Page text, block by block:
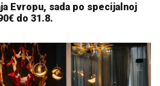
Evropu, sada po specijalnoj
do 31.8.